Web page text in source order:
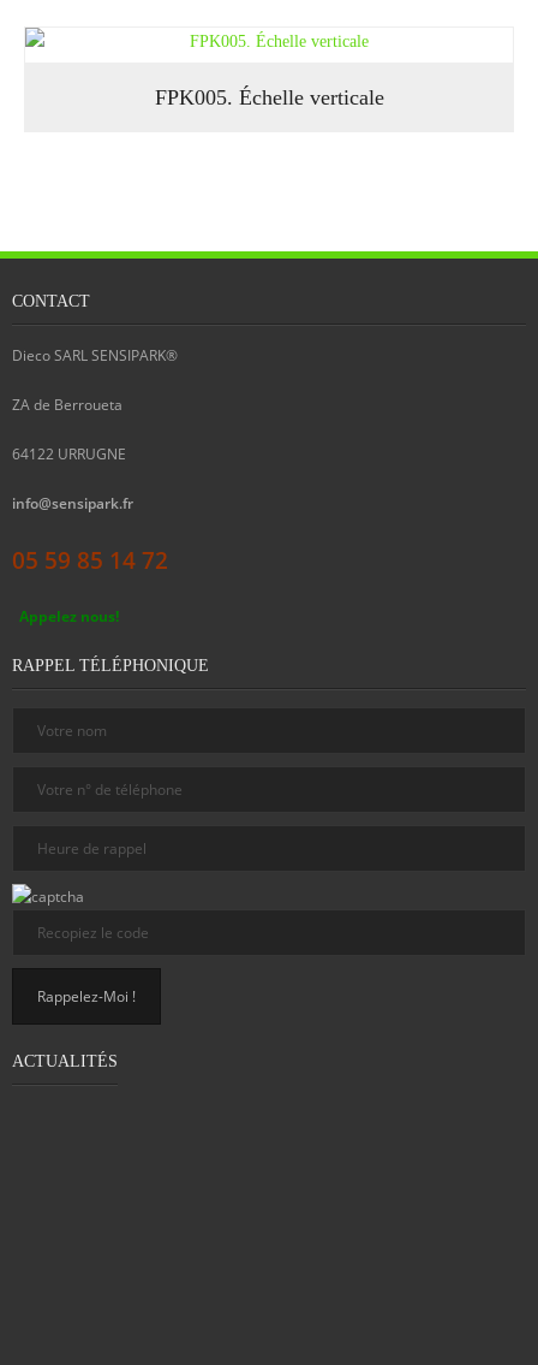
FPK005. Échelle verticale
CONTACT
Dieco SARL SENSIPARK®
ZA de Berroueta
64122 URRUGNE
info@sensipark.fr
05 59 85 14 72
Appelez nous!
RAPPEL TÉLÉPHONIQUE
ACTUALITÉS